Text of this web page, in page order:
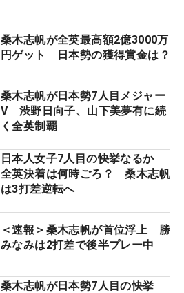
桑木志帆が全英最高額2億3000万
円ゲット 日本勢の獲得賞金は？
桑木志帆が日本勢7人目メジャー
V 渋野日向子、山下美夢有に続
く全英制覇
日本人女子7人目の快挙なるか
全英決着は何時ごろ？ 桑木志帆
は3打差逆転へ
＜速報＞桑木志帆が首位浮上 勝
みなみは2打差で後半プレー中
桑木志帆が日本勢7人目の快挙